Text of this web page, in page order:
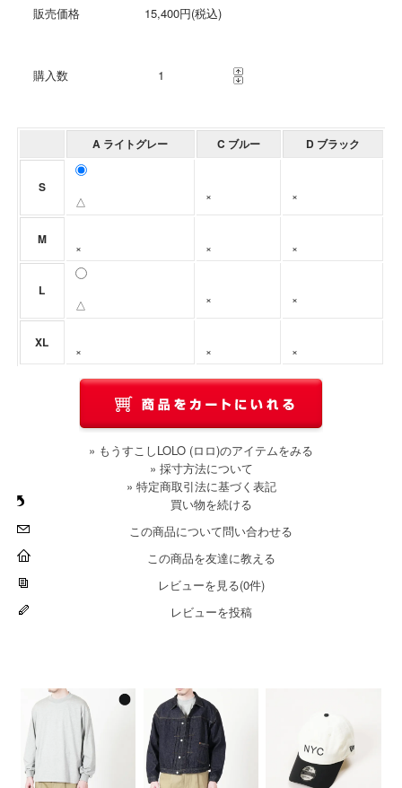
販売価格 15,400円(税込)
購入数
» 採寸方法について
» 特定商取引法に基づく表記
買い物を続ける
この商品について問い合わせる
この商品を友達に教える
レビューを見る(0件)
レビューを投稿
A ライトグレー C ブルー D ブラック
S
△ × ×
M
× × ×
L
△ × ×
XL
× × ×
» もうすこしLOLO (ロロ)のアイテムをみる